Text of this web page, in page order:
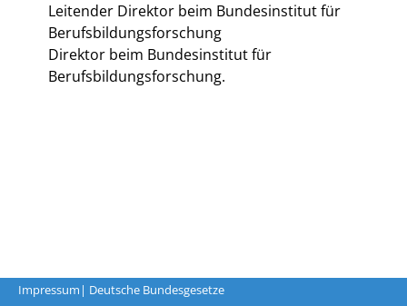
Impressum | Deutsche Bundesgesetze
Leitender Direktor beim Bundesinstitut für
Berufsbildungsforschung
Direktor beim Bundesinstitut für
Berufsbildungsforschung.